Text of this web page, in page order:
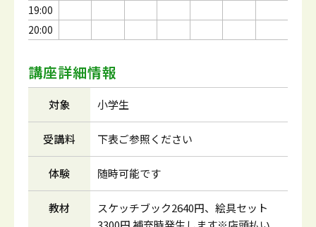
19:00
20:00
講座詳細情報
対象 小学生
受講料 下表ご参照ください
体験 随時可能です
教材
スケッチブック2640円、絵具セット